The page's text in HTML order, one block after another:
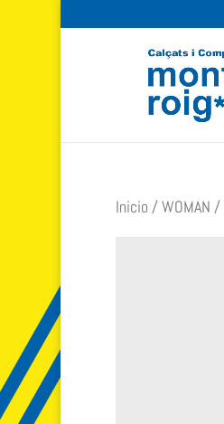
Inicio /WOMAN /